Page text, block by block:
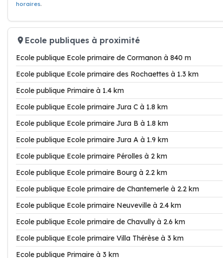
horaires.
Ecole publiques à proximité
Ecole publique Ecole primaire de Cormanon à 840 m
Ecole publique Ecole primaire des Rochaettes à 1.3 km
Ecole publique Primaire à 1.4 km
Ecole publique Ecole primaire Jura C à 1.8 km
Ecole publique Ecole primaire Jura B à 1.8 km
Ecole publique Ecole primaire Jura A à 1.9 km
Ecole publique Ecole primaire Pérolles à 2 km
Ecole publique Ecole primaire Bourg à 2.2 km
Ecole publique Ecole primaire de Chantemerle à 2.2 km
Ecole publique Ecole primaire Neuveville à 2.4 km
Ecole publique Ecole primaire de Chavully à 2.6 km
Ecole publique Ecole primaire Villa Thérèse à 3 km
Ecole publique Primaire à 3 km